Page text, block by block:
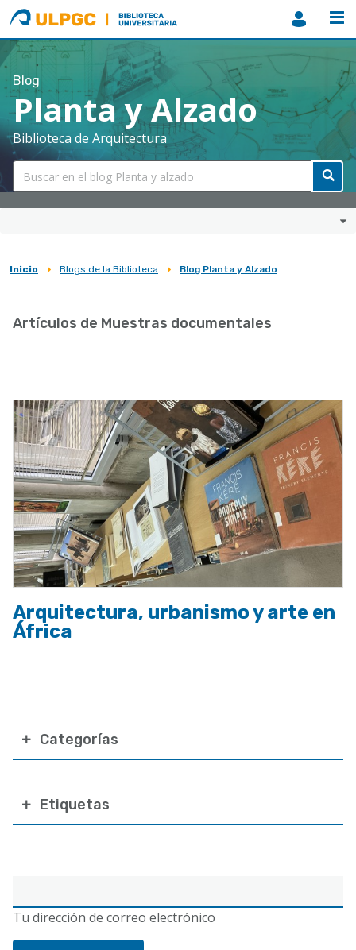
ULPGC
Biblioteca
ULPGC
Blog
Planta y Alzado
Biblioteca de Arquitectura
Sobrescribir
de
la
navegación
Inicio Blogs de la Biblioteca Blog Planta y Alzado
electrónico
Tu dirección de correo electrónico
Categorías
Etiquetas
Artículos de Muestras documentales
Arquitectura, urbanismo y arte en
África